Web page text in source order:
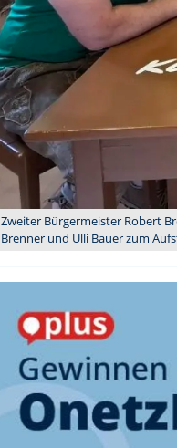
Zweiter Bürgermeister Robert
Brenner und Ulli Bauer zum